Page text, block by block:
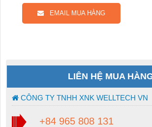
EMAIL MUA HÀNG
LIÊN HỆ MUA
CÔNG TY TNHH XNK WELLTECH VN
+84 965 808 131